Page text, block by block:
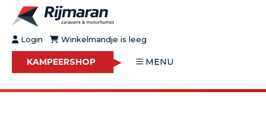
Login Winkelmandje is leeg
KAMPEERSHOP MENU
OVER RIJMARAN